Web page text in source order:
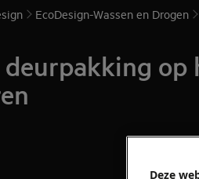
EcoDesign-Wassen en Drogen
deurpakking
Deze